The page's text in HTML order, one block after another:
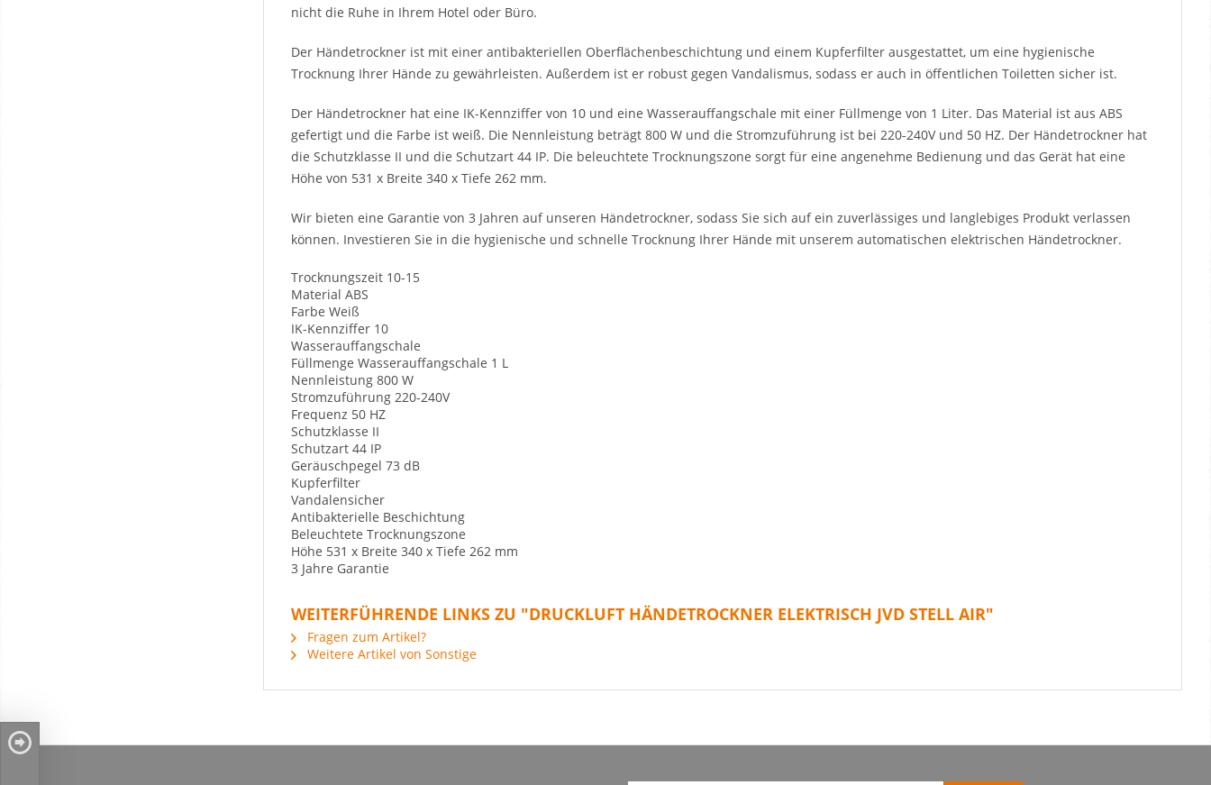
nicht die Ruhe in Ihrem Hotel oder Büro.
Der Händetrockner ist mit einer antibakteriellen Oberflächenbeschichtung und einem Kupferfilter ausgestattet, um eine hygienische
Trocknung Ihrer Hände zu gewährleisten. Außerdem ist er robust gegen Vandalismus, sodass er auch in öffentlichen Toiletten sicher ist.
Der Händetrockner hat eine IK-Kennziffer von 10 und eine Wasserauffangschale mit einer Füllmenge von 1 Liter. Das Material ist aus ABS
gefertigt und die Farbe ist weiß. Die Nennleistung beträgt 800 W und die Stromzuführung ist bei 220-240V und 50 HZ. Der Händetrockner hat
die Schutzklasse II und die Schutzart 44 IP. Die beleuchtete Trocknungszone sorgt für eine angenehme Bedienung und das Gerät hat eine
Höhe von 531 x Breite 340 x Tiefe 262 mm.
Wir bieten eine Garantie von 3 Jahren auf unseren Händetrockner, sodass Sie sich auf ein zuverlässiges und langlebiges Produkt verlassen
können. Investieren Sie in die hygienische und schnelle Trocknung Ihrer Hände mit unserem automatischen elektrischen Händetrockner.
Trocknungszeit 10-15
Material ABS
Farbe Weiß
IK-Kennziffer 10
Wasserauffangschale
Füllmenge Wasserauffangschale 1 L
Nennleistung 800 W
Stromzuführung 220-240V
Frequenz 50 HZ
Schutzklasse II
Schutzart 44 IP
Geräuschpegel 73 dB
Kupferfilter
Vandalensicher
Antibakterielle Beschichtung
Beleuchtete Trocknungszone
Höhe 531 x Breite 340 x Tiefe 262 mm
3 Jahre Garantie
WEITERFÜHRENDE LINKS ZU "DRUCKLUFT HÄNDETROCKNER ELEKTRISCH JVD STELL AIR"
Fragen zum Artikel?
Weitere Artikel von Sonstige